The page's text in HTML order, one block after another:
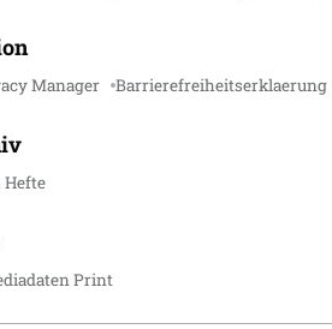
Manager Barrierefreiheitserklaerung
Hefte
Print